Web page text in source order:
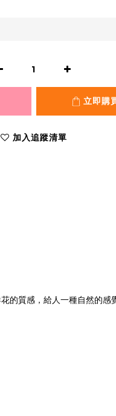
立即購
加入追蹤清單
質感，給人一種自然的感